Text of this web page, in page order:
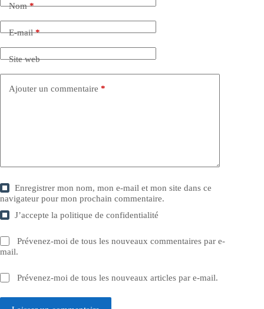
Nom*
E-mail*
Site web
Ajouter un commentaire *
Enregistrer mon nom, mon e-mail et mon site dans ce
navigateur pour mon prochain commentaire.
J’accepte lapolitique de confidentialité
Prévenez-moi de tous les nouveaux commentaires par e-
mail.
Prévenez-moi de tous les nouveaux articles par e-mail.